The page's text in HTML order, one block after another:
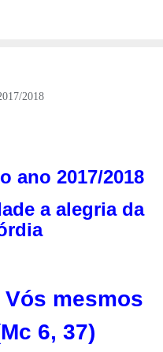
ano 2017/2018
a alegria da
mesmos
6, 37)